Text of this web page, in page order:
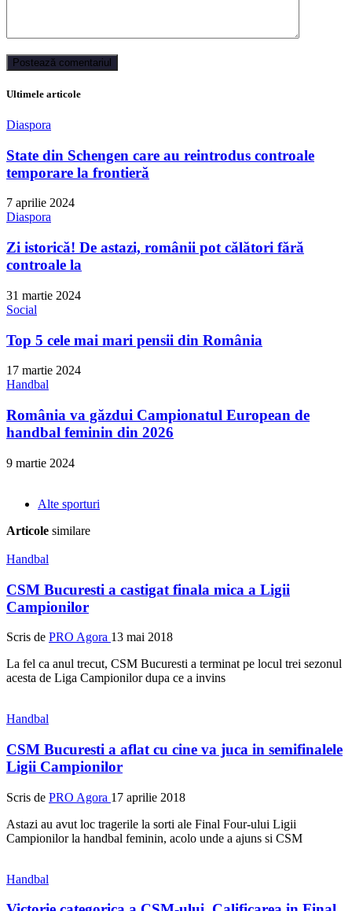
Ultimele articole
Diaspora
State din Schengen care au reintrodus controale
temporare la frontieră
7 aprilie 2024
Diaspora
Zi istorică! De astazi, românii pot călători fără
controale la
31 martie 2024
Social
Top 5 cele mai mari pensii din România
17 martie 2024
Handbal
România va găzdui Campionatul European de
handbal feminin din 2026
9 martie 2024
Alte sporturi
Articole similare
Handbal
CSM Bucuresti a castigat finala mica a Ligii
Campionilor
Scris de PRO Agora 13 mai 2018
La fel ca anul trecut, CSM Bucuresti a terminat pe locul trei sezonul
acesta de Liga Campionilor dupa ce a invins
Handbal
CSM Bucuresti a aflat cu cine va juca in semifinalele
Ligii Campionilor
Scris de PRO Agora 17 aprilie 2018
Astazi au avut loc tragerile la sorti ale Final Four-ului Ligii
Campionilor la handbal feminin, acolo unde a ajuns si CSM
Handbal